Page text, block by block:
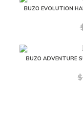
BUZO EVOLUTION
BUZO ADVENTURE